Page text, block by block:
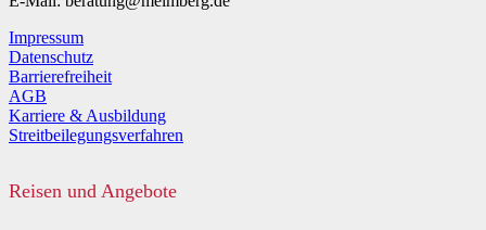
Impressum
Datenschutz
Barrierefreiheit
AGB
Karriere & Ausbildung
Streitbeilegungsverfahren
Reisen und Angebote